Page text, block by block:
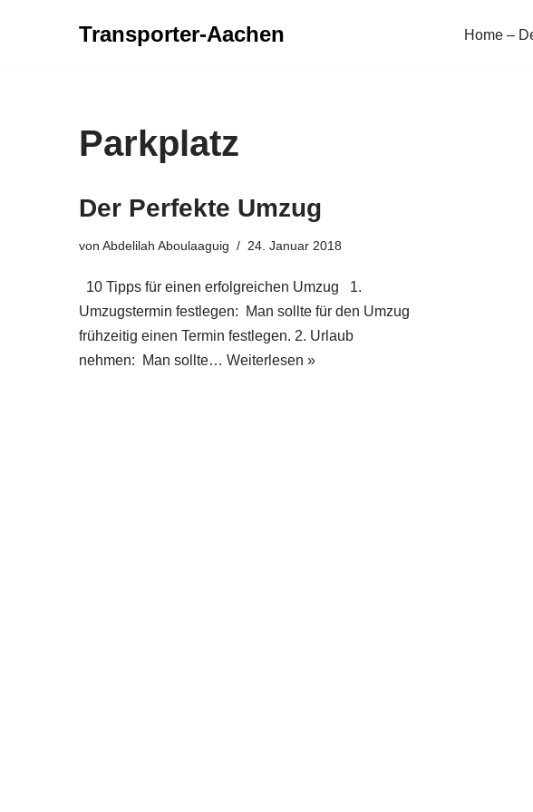
Transporter-Aachen Home –
Parkplatz
Der Perfekte Umzug
von Abdelilah Aboulaaguig 24. Januar 2018
10 Tipps für einen erfolgreichen Umzug 1.
Umzugstermin festlegen: Man sollte für den Umzug
frühzeitig einen Termin festlegen. 2. Urlaub
nehmen: Man sollte… Weiterlesen »